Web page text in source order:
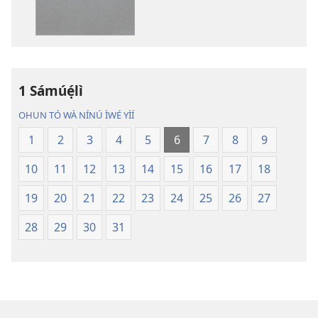
A
Tún
Ṣe
Lọ́dún
A
Tún
Ṣe
Lọ́dún
1 Sámúẹ́lì
OHUN TÓ WÀ NÍNÚ ÌWÉ YÌÍ
1 2 3 4 5 6 7 8
9
10
11 12 13 14 15 16 17
18
19
20 21 22 23 24 25 26
27
28
29 30 31